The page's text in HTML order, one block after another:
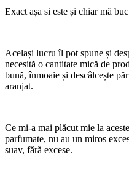
Exact așa si este și chiar mă
Același lucru îl pot spune și
necesită o cantitate mică de
bună, înmoaie și descâlcește
aranjat.
Ce mi-a mai plăcut mie la
parfumate, nu au un miros
suav, fără excese.